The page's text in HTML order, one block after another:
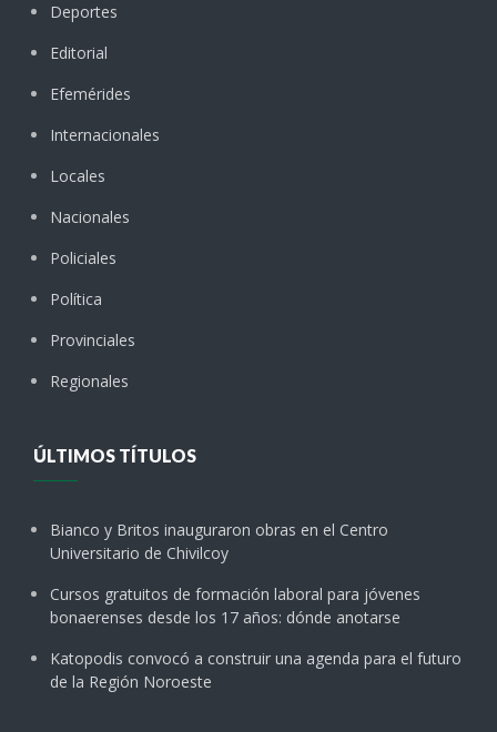
Deportes
Editorial
Efemérides
Internacionales
Locales
Nacionales
Policiales
Política
Provinciales
Regionales
ÚLTIMOS TÍTULOS
Bianco y Britos inauguraron obras en el Centro
Universitario de Chivilcoy
Cursos gratuitos de formación laboral para jóvenes
bonaerenses desde los 17 años: dónde anotarse
Katopodis convocó a construir una agenda para el futuro
de la Región Noroeste